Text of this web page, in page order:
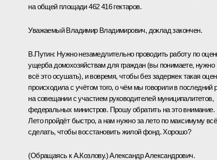
на общей площади 462 416 гектаров.
Уважаемый Владимир Владимирович, доклад закончен.
В.Путин: Нужно незамедлительно проводить работу по
ущерба домохозяйствам для граждан (вы понимаете, нужно
всё это осушать), и вовремя, чтобы без задержек такая
происходила с учётом того, о чём мы говорили в последний
на совещании с участием руководителей муниципалитетов,
федеральных министров. Прошу обратить на это внимание.
Лето пройдёт быстро, а нам нужно за лето по максимуму всё
сделать, чтобы восстановить жилой фонд. Хорошо?
(Обращаясь к А.Козлову.)Александр Александрович.